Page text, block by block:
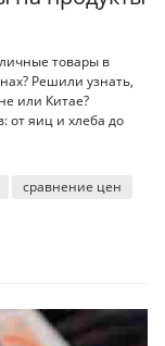
товары в
Решили узнать,
или Китае?
от яиц и хлеба до
сравнение цен